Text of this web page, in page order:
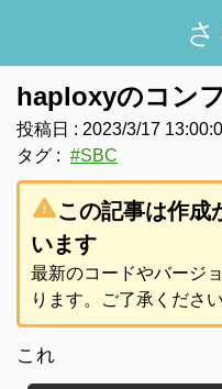
haploxyのコン
投稿日 : 2023/3/17
タグ : #SBC
warningこの記事は作成
います
最新のコードやバージ
ります。ご了承ください
これ